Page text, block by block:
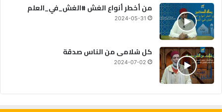
من أخطر أنواع الغش #الغش_في_العلم
2024-05-31
كل سُلامى من الناس صدقة
2024-07-02